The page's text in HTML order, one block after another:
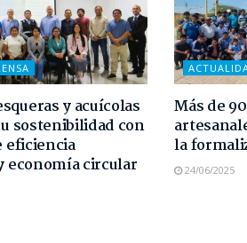
y acuícolas
sostenibilidad con
eficiencia
economía circular
Más de
la
24/06/2025